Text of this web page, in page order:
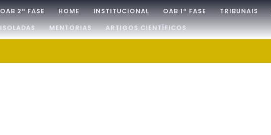
OAB 2ª FASE HOME INSTITUCIONAL OAB 1ª FASE TRIBUNAIS
ISOLADAS
MENTORIAS ARTIGOS CIENTÍFICOS